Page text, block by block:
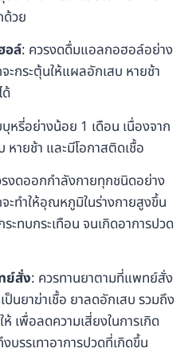
วย
อล์: ควรงดดื่มแอลกอฮอล์อย่าง
ะกระตุ้นให้แผลอักเสบ หายช้า
หรี่อย่างน้อย 1 เดือน เนื่องจาก
หายช้า และมีโอกาสติดเชื้อ
งดออกกำลังกายทุกชนิดอย่าง
ะทำให้อุณหภูมิในร่างกายสูงขึ้น
ะทบกระเทือน จนเกิดอาการปวด
ย์สั่ง: ควรทานยาตามที่แพทย์สั่ง
ป็นยาฆ่าเชื้อ ยาลดอักเสบ รวมถึง
เพื่อลดความเสี่ยงในการเกิด
บรรเทาอาการปวดที่เกิดขึ้น